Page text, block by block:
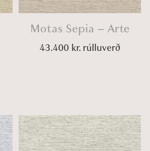
Motas Sepia – Arte
43.400 kr.rúlluverð